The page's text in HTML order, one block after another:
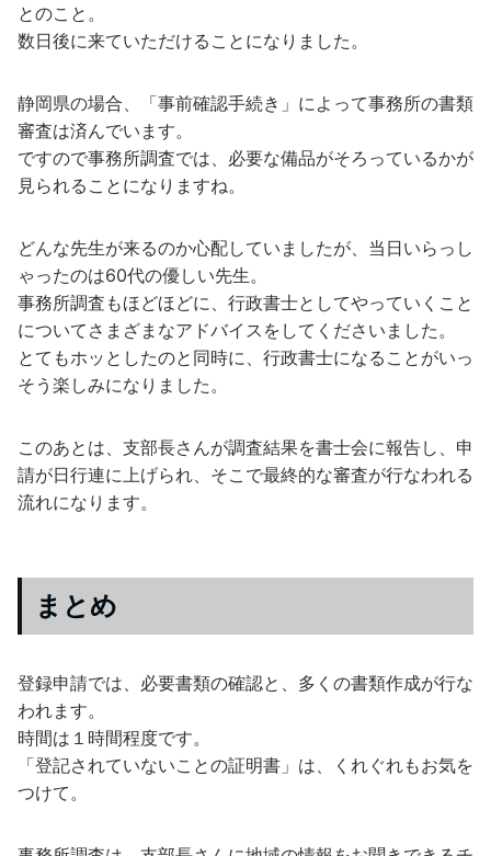
とのこと。
数日後に来ていただけることになりました。
静岡県の場合、「事前確認手続き」によって事務所の書類
審査は済んでいます。
ですので事務所調査では、必要な備品がそろっているかが
見られることになりますね。
どんな先生が来るのか心配していましたが、当日いらっし
ゃったのは60代の優しい先生。
事務所調査もほどほどに、行政書士としてやっていくこと
についてさまざまなアドバイスをしてくださいました。
とてもホッとしたのと同時に、行政書士になることがいっ
そう楽しみになりました。
このあとは、支部長さんが調査結果を書士会に報告し、申
請が日行連に上げられ、そこで最終的な審査が行なわれる
流れになります。
まとめ
登録申請では、必要書類の確認と、多くの書類作成が行な
われます。
時間は１時間程度です。
「登記されていないことの証明書」は、くれぐれもお気を
つけて。